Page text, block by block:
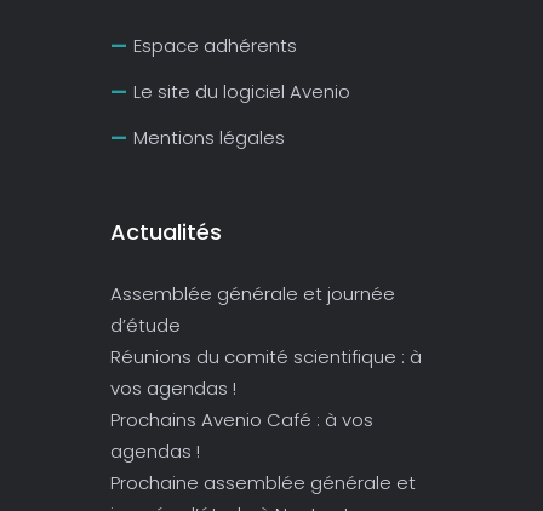
Espace adhérents
Le site du logiciel Avenio
Mentions légales
Actualités
Assemblée générale et journée
d’étude
Réunions du comité scientifique : à
vos agendas !
Prochains Avenio Café : à vos
agendas !
Prochaine assemblée générale et